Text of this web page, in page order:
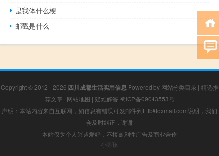
是我体什么梗
邮戳是什么
Copyright © 2012 - 2026 四川成都生活实用信息 Powered by 网站分类目录 | 精选推
荐文章 | 网站地图 | 疑难解答 蜀ICP备09043553号
声明：本站内容来自互联网，如信息有错误可发邮件到f_fb#foxmail.com说明，我们
会及时纠正，谢谢
本站仅为个人兴趣爱好，不接盈利性广告及商业合作
小男孩